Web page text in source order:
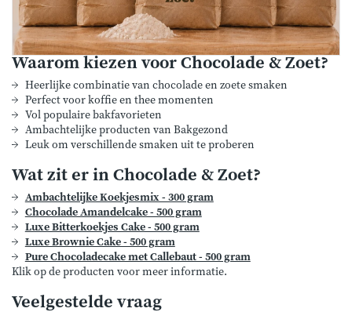
Waarom kiezen voor Chocolade & Zoet?
Heerlijke combinatie van chocolade en zoete smaken
Perfect voor koffie en thee momenten
Vol populaire bakfavorieten
Ambachtelijke producten van Bakgezond
Leuk om verschillende smaken uit te proberen
Wat zit er in Chocolade & Zoet?
Ambachtelijke Koekjesmix - 300 gram
Chocolade Amandelcake - 500 gram
Luxe Bitterkoekjes Cake - 500 gram
Luxe Brownie Cake - 500 gram
Pure Chocoladecake met Callebaut - 500 gram
Klik op de producten voor meer informatie.
Veelgestelde vraag